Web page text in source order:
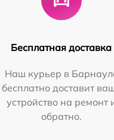
Бесплатная доставка
Наш курьер в
бесплатно доставит
устройство на ремонт
обратно.